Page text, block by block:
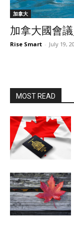
加拿大
加拿大國會
Rise Smart - July 19,
MOST READ